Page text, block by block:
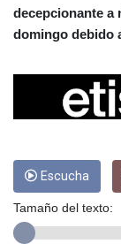
decepcionante a
domingo debido
Escucha
Tamaño del texto: